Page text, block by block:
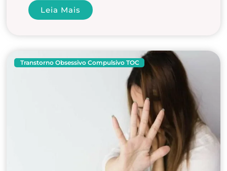
Leia Mais
Transtorno Obsessivo Compulsivo TOC